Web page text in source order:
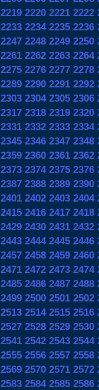
2219 2220 2221 2222
2233 2234 2235 2236
2247 2248 2249 2250
2261 2262 2263 2264
2275 2276 2277 2278
2289 2290 2291 2292
2303 2304 2305 2306
2317 2318 2319 2320
2331 2332 2333 2334
2345 2346 2347 2348
2359 2360 2361 2362
2373 2374 2375 2376
2387 2388 2389 2390
2401 2402 2403 2404
2415 2416 2417 2418
2429 2430 2431 2432
2443 2444 2445 2446
2457 2458 2459 2460
2471 2472 2473 2474
2485 2486 2487 2488
2499 2500 2501 2502
2513 2514 2515 2516
2527 2528 2529 2530
2541 2542 2543 2544
2555 2556 2557 2558
2569 2570 2571 2572
2583 2584 2585 2586